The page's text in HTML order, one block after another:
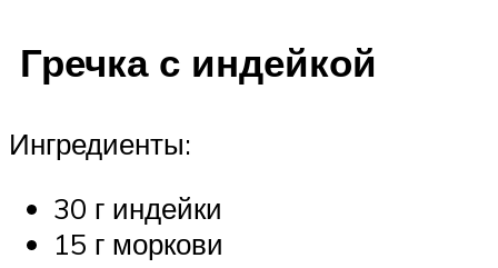
Гречка с индейкой
Ингредиенты:
30 г индейки
15 г моркови